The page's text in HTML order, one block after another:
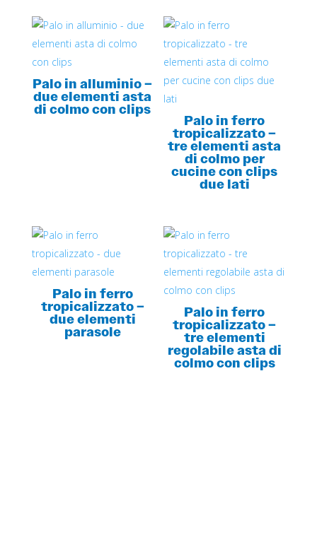
Palo in alluminio –
due elementi asta
di colmo con clips
Palo in ferro
tropicalizzato –
tre elementi asta
di colmo per
cucine con clips
due lati
Palo in ferro
tropicalizzato –
due elementi
parasole
Palo in ferro
tropicalizzato –
tre elementi
regolabile asta di
colmo con clips